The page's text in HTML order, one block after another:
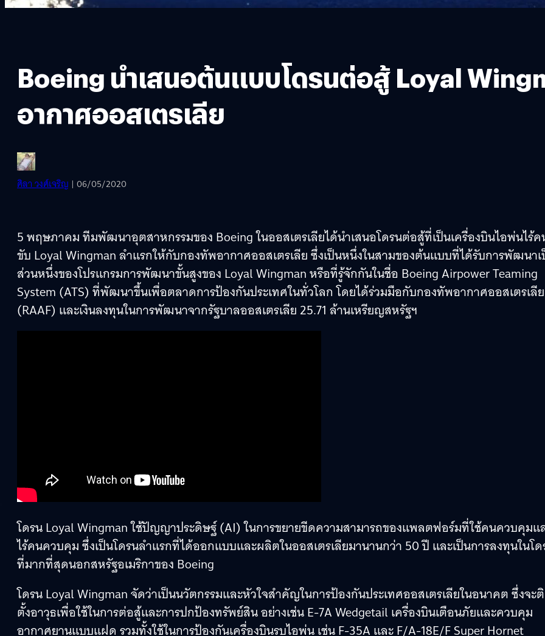
Boeing นำเสนอต้นแบบโดรนต่อสู้ Loyal
อากาศออสเตรเลีย
ศิลา วงศ์เจริญ | 06/05/2020
5 พฤษภาคม ทีมพัฒนาอุตสาหกรรมของ Boeing ในออสเตรเลียได้นำเสนอโดรนต่อสู้ที่เป็นเครื่องบินไอพ่นไร้
ขับ Loyal Wingman ลำแรกให้กับกองทัพอากาศออสเตรเลีย ซึ่งเป็นหนึ่งในสามของต้นแบบที่ได้รับการพัฒนา
ส่วนหนึ่งของโปรแกรมการพัฒนาขั้นสูงของ Loyal Wingman หรือที่รู้จักกันในชื่อ Boeing Airpower Teaming
System (ATS) ที่พัฒนาขึ้นเพื่อตลาดการป้องกันประเทศในทั่วโลก โดยได้ร่วมมือกับกองทัพอากาศออสเตรเลีย
(RAAF) และเงินลงทุนในการพัฒนาจากรัฐบาลออสเตรเลีย 25.71 ล้านเหรียญสหรัฐฯ
โดรน Loyal Wingman ใช้ปัญญาประดิษฐ์ (AI) ในการขยายขีดความสามารถของแพลตฟอร์มที่ใช้คนควบคุมแ
ไร้คนควบคุม ซึ่งเป็นโดรนลำแรกที่ได้ออกแบบและผลิตในออสเตรเลียมานานกว่า 50 ปี และเป็นการลงทุนในโ
ที่มากที่สุดนอกสหรัฐอเมริกาของ Boeing
โดรน Loyal Wingman จัดว่าเป็นนวัตกรรมและหัวใจสำคัญในการป้องกันประเทศออสเตรเลียในอนาคต ซึ่งจะ
ตั้งอาวุธเพื่อใช้ในการต่อสู้และการปกป้องทรัพย์สิน อย่างเช่น E-7A Wedgetail เครื่องบินเตือนภัยและควบคุม
อากาศยานแบบแฝด รวมทั้งใช้ในการป้องกันเครื่องบินรบไอพ่น เช่น F-35A และ F/A-18E/F Super Hornet